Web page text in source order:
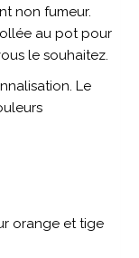
non fumeur.
au pot pour
le souhaitez.
Le
orange et tige